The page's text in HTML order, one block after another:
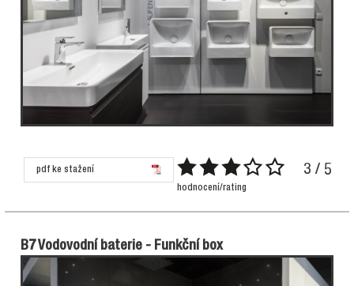
pdf ke stažení 3 / 5
hodnocení/rating
B7 Vodovodní baterie - Funkční box